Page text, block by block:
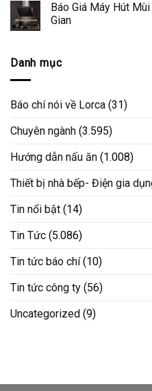
Báo Giá Máy Hút
Gian
Danh mục
Báo chí nói về Lorca (31)
Chuyên ngành (3.595)
Hướng dẫn nấu ăn (1.008)
Thiết bị nhà bếp- Điện gia
Tin nổi bật (14)
Tin Tức (5.086)
Tin tức báo chí(10)
Tin tức công ty (56)
Uncategorized (9)